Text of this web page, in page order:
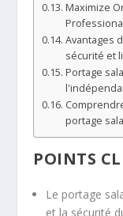
Maximize
Avantages
sécurité et
Portage
portage
POINTS
Le portage
et la sécurité